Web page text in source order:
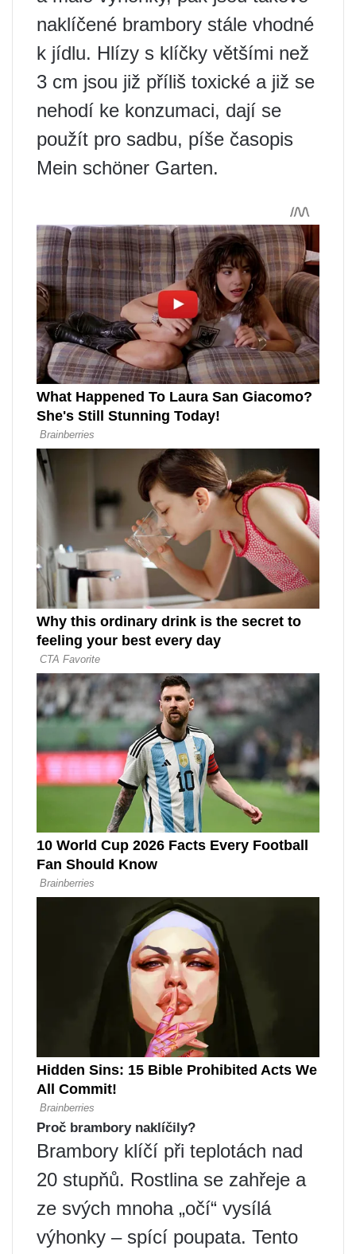
naklíčené brambory stále vhodné
k jídlu. Hlízy s klíčky většími než
3 cm jsou již příliš toxické a již se
nehodí ke konzumaci, dají se
použít pro sadbu, píše časopis
Mein schöner Garten.
Proč brambory naklíčily?
Brambory klíčí při teplotách nad
20 stupňů. Rostlina se zahřeje a
ze svých mnoha „očí“ vysílá
výhonky – spící poupata. Tento